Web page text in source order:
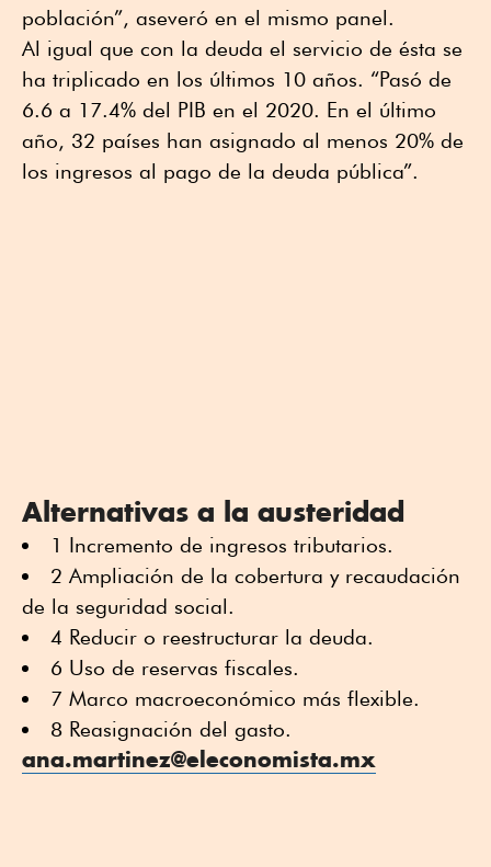
población”, aseveró en el mismo panel.
Al igual que con la deuda el servicio de ésta se
ha triplicado en los últimos 10 años. “Pasó de
6.6 a 17.4% del PIB en el 2020. En el último
año, 32 países han asignado al menos 20% de
los ingresos al pago de la deuda pública”.
Alternativas a la austeridad
1 Incremento de ingresos tributarios.
2 Ampliación de la cobertura y recaudación
de la seguridad social.
4 Reducir o reestructurar la deuda.
6 Uso de reservas fiscales.
7 Marco macroeconómico más flexible.
8 Reasignación del gasto.
ana.martinez@eleconomista.mx